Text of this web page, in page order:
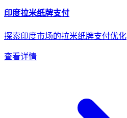
印度拉米纸牌支付
探索印度市场的拉米纸牌支付优化
查看详情